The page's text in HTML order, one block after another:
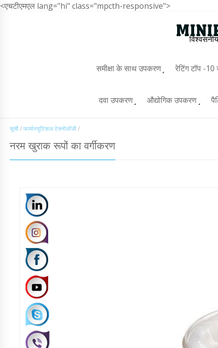
<एचटीएमएल lang="hi" class="mpcth-responsive">
समीक्षा के साथ उपकरण रेटिंग टॉप -
दवा उपकरण औद्योगिक उपकरण
सूची/फार्मास्युटिकल टेक्नोलॉजी/
नरम खुराक रूपों का वर्गीकरण